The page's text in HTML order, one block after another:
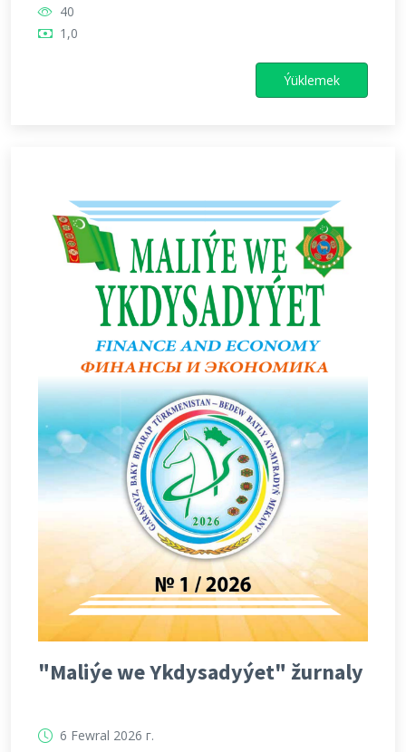
40
1,0
Ýüklemek
"Maliýe we Ykdysadyýet" žurnaly
6 Fewral 2026 г.